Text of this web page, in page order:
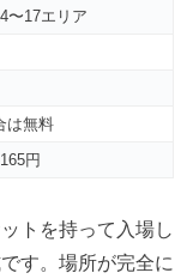
〜17エリア
は無料
円
トを持って入場し
す。場所が完全に